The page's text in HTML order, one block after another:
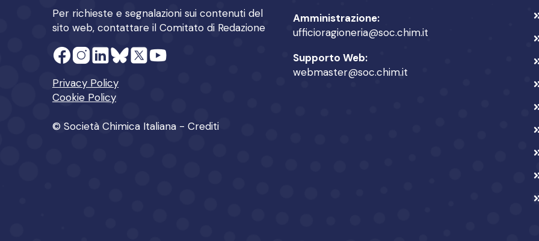
Per richieste e segnalazioni sui contenuti del
sito web, contattare il Comitato di Redazione
Privacy Policy
Cookie Policy
© Società Chimica Italiana - Crediti
Amministrazione:
ufficioragioneria@soc.chim.it
Supporto Web:
webmaster@soc.chim.it